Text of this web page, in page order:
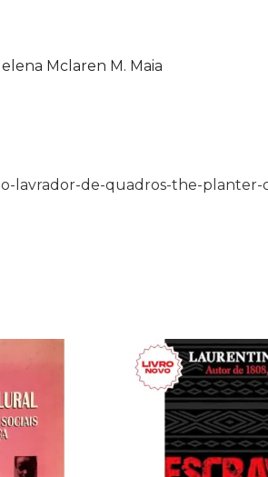
Mclaren M. Maia
lavrador-de-quadros-the-